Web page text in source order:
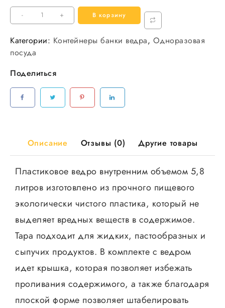
-
Количество
товара
Ведро
с
5,8л
круглое
d=220мм,
25шт/
+ В корзину
Категории: Контейнеры банки ведра, Одноразовая
посуда
Поделиться
Описание Отзывы (0) Другие товары
Пластиковое ведро внутренним объемом 5,8
литров изготовлено из прочного пищевого
экологически чистого пластика, который не
выделяет вредных веществ в содержимое.
Тара подходит для жидких, пастообразных и
сыпучих продуктов. В комплекте с ведром
идет крышка, которая позволяет избежать
проливания содержимого, а также благодаря
плоской форме позволяет штабелировать